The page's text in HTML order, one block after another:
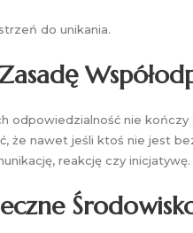
do unikania.
odpowiedzialność nie
że nawet jeśli ktoś nie jest
reakcję czy inicjatywę.